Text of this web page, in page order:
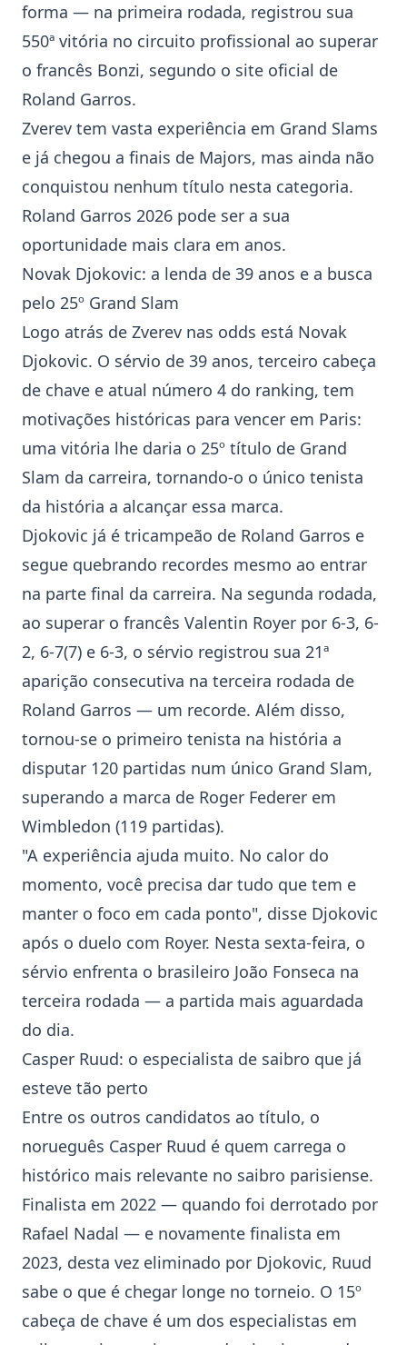
forma — na primeira rodada, registrou sua
550ª vitória no circuito profissional ao superar
o francês Bonzi, segundo o site oficial de
Roland Garros.
Zverev tem vasta experiência em Grand Slams
e já chegou a finais de Majors, mas ainda não
conquistou nenhum título nesta categoria.
Roland Garros 2026 pode ser a sua
oportunidade mais clara em anos.
Novak Djokovic: a lenda de 39 anos e a busca
pelo 25º Grand Slam
Logo atrás de Zverev nas odds está Novak
Djokovic. O sérvio de 39 anos, terceiro cabeça
de chave e atual número 4 do ranking, tem
motivações históricas para vencer em Paris:
uma vitória lhe daria o 25º título de Grand
Slam da carreira, tornando-o o único tenista
da história a alcançar essa marca.
Djokovic já é tricampeão de Roland Garros e
segue quebrando recordes mesmo ao entrar
na parte final da carreira. Na segunda rodada,
ao superar o francês Valentin Royer por 6-3, 6-
2, 6-7(7) e 6-3, o sérvio registrou sua 21ª
aparição consecutiva na terceira rodada de
Roland Garros — um recorde. Além disso,
tornou-se o primeiro tenista na história a
disputar 120 partidas num único Grand Slam,
superando a marca de Roger Federer em
Wimbledon (119 partidas).
"A experiência ajuda muito. No calor do
momento, você precisa dar tudo que tem e
manter o foco em cada ponto", disse Djokovic
após o duelo com Royer. Nesta sexta-feira, o
sérvio enfrenta o brasileiro João Fonseca na
terceira rodada — a partida mais aguardada
do dia.
Casper Ruud: o especialista de saibro que já
esteve tão perto
Entre os outros candidatos ao título, o
norueguês Casper Ruud é quem carrega o
histórico mais relevante no saibro parisiense.
Finalista em 2022 — quando foi derrotado por
Rafael Nadal — e novamente finalista em
2023, desta vez eliminado por Djokovic, Ruud
sabe o que é chegar longe no torneio. O 15º
cabeça de chave é um dos especialistas em